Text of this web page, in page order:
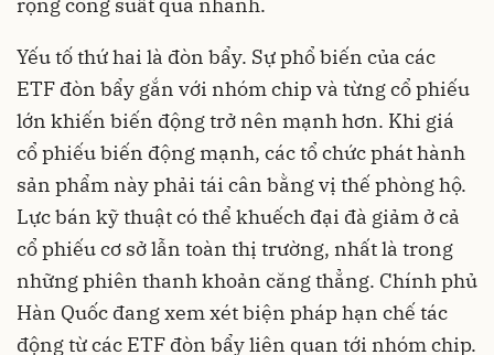
Yếu tố thứ hai là đòn bẩy. Sự phổ biến của các
ETF đòn bẩy gắn với nhóm chip và từng cổ phiếu
lớn khiến biến động trở nên mạnh hơn. Khi giá
cổ phiếu biến động mạnh, các tổ chức phát hành
sản phẩm này phải tái cân bằng vị thế phòng hộ.
Lực bán kỹ thuật có thể khuếch đại đà giảm ở cả
cổ phiếu cơ sở lẫn toàn thị trường, nhất là trong
những phiên thanh khoản căng thẳng. Chính phủ
Hàn Quốc đang xem xét biện pháp hạn chế tác
động từ các ETF đòn bẩy liên quan tới nhóm chip.